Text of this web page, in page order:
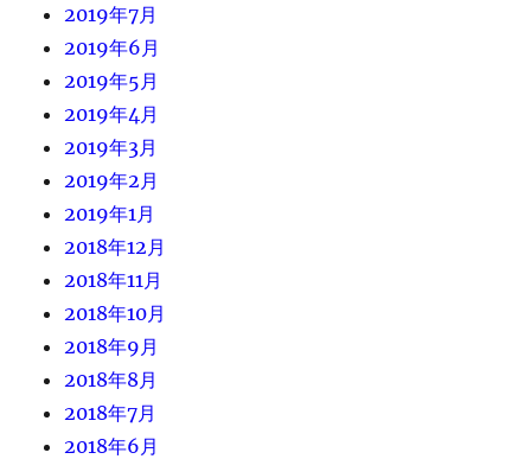
2019年7月
2019年6月
2019年5月
2019年4月
2019年3月
2019年2月
2019年1月
2018年12月
2018年11月
2018年10月
2018年9月
2018年8月
2018年7月
2018年6月